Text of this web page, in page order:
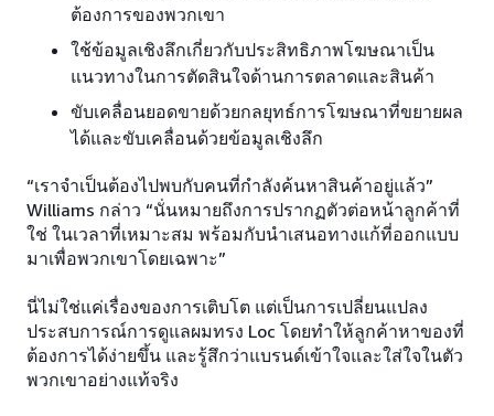
ต้องการของพวกเขา
ใช้ข้อมูลเชิงลึกเกี่ยวกับประสิทธิภาพโฆษณาเป็น
แนวทางในการตัดสินใจด้านการตลาดและสินค้า
ขับเคลื่อนยอดขายด้วยกลยุทธ์การโฆษณาที่ขยายผล
ได้และขับเคลื่อนด้วยข้อมูลเชิงลึก
“เราจำเป็นต้องไปพบกับคนที่กำลังค้นหาสินค้าอยู่แล้ว”
Williams กล่าว “นั่นหมายถึงการปรากฏตัวต่อหน้าลูกค้าที่
ใช่ ในเวลาที่เหมาะสม พร้อมกับนำเสนอทางแก้ที่ออกแบบ
มาเพื่อพวกเขาโดยเฉพาะ”
นี่ไม่ใช่แค่เรื่องของการเติบโต แต่เป็นการเปลี่ยนแปลง
ประสบการณ์การดูแลผมทรง Loc โดยทำให้ลูกค้าหาของที่
ต้องการได้ง่ายขึ้น และรู้สึกว่าแบรนด์เข้าใจและใส่ใจในตัว
พวกเขาอย่างแท้จริง